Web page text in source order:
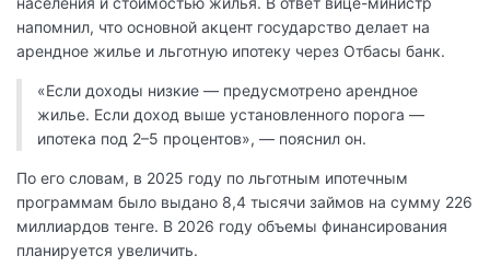
напомнил, что основной акцент государство делает на
арендное жилье и льготную ипотеку через Отбасы банк.
«Если доходы низкие — предусмотрено арендное
жилье. Если доход выше установленного порога —
ипотека под 2–5 процентов», — пояснил он.
По его словам, в 2025 году по льготным ипотечным
программам было выдано 8,4 тысячи займов на сумму 226
миллиардов тенге. В 2026 году объемы финансирования
планируется увеличить.